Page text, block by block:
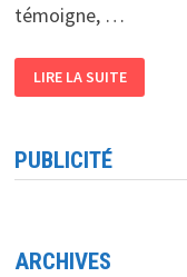
témoigne, …
463:
FUITE
LIRE LA SUITE
PUBLICITÉ
ARCHIVES